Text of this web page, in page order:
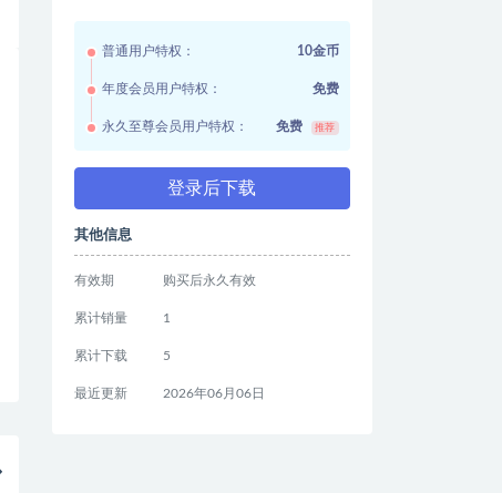
普通用户特权： 10金币
年度会员用户特权： 免费
永久至尊会员用户特权： 免费 推荐
登录后下载
其他信息
有效期 购买后永久有效
累计销量 1
累计下载 5
最近更新 2026年06月06日